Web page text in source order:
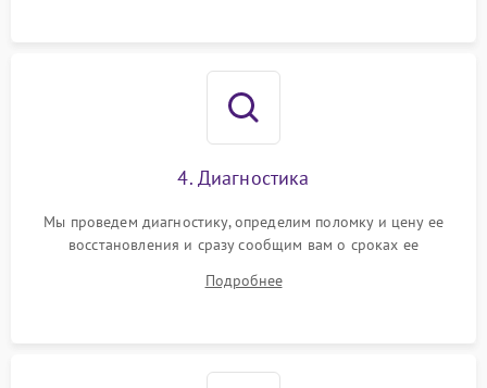
4. Диагностика
Мы проведем диагностику, определим поломку и цену ее
восстановления и сразу сообщим вам о сроках ее
Подробнее